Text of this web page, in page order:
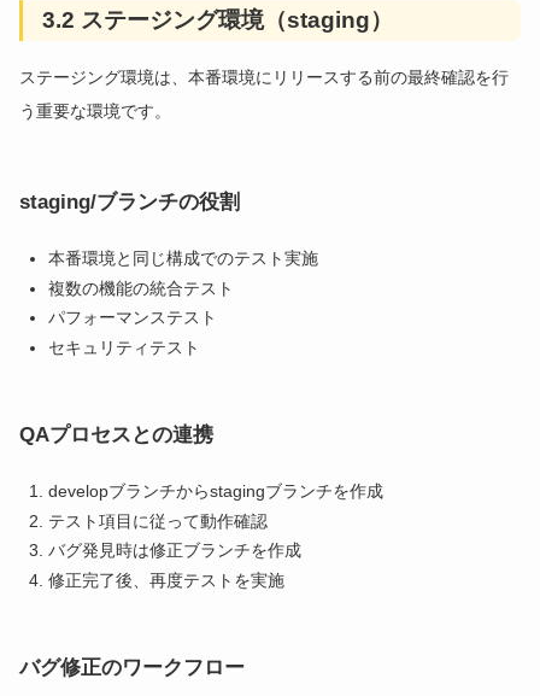
3.2 ステージング環境（staging）
ステージング環境は、本番環境にリリースする前の最終確認を行
う重要な環境です。
staging/ブランチの役割
本番環境と同じ構成でのテスト実施
複数の機能の統合テスト
パフォーマンステスト
セキュリティテスト
QAプロセスとの連携
developブランチからstagingブランチを作成
テスト項目に従って動作確認
バグ発見時は修正ブランチを作成
修正完了後、再度テストを実施
バグ修正のワークフロー